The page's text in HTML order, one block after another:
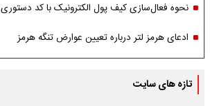
نحوه فعال‌سازی کیف پول الکترونیک با کد دستوری
ادعای هرمز لتر درباره تعیین عوارض تنگه هرمز
تازه های سایت